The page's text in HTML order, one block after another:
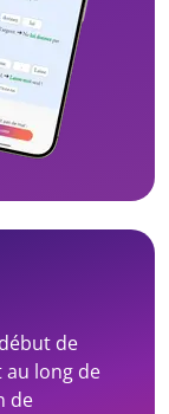
de
long de
de